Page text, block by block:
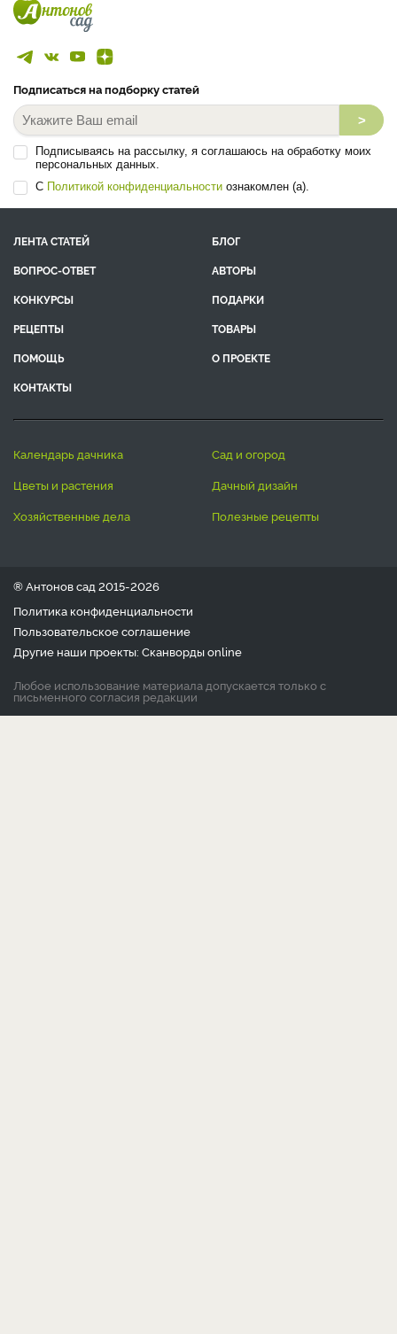
Подписаться на подборку статей
>
Подписываясь на рассылку, я соглашаюсь на обработку моих
персональных данных.
С Политикой конфиденциальности ознакомлен (а).
ЛЕНТА СТАТЕЙ
БЛОГ
ВОПРОС-ОТВЕТ
АВТОРЫ
КОНКУРСЫ
ПОДАРКИ
РЕЦЕПТЫ
ТОВАРЫ
ПОМОЩЬ
О ПРОЕКТЕ
КОНТАКТЫ
календарь дачника
сад и огород
цветы и растения
дачный дизайн
хозяйственные дела
полезные рецепты
® Антонов сад 2015-2026
Политика конфиденциальности
Пользовательское соглашение
Другие наши проекты: Сканвордыonline
Любое использование материала допускается только с
письменного согласия редакции